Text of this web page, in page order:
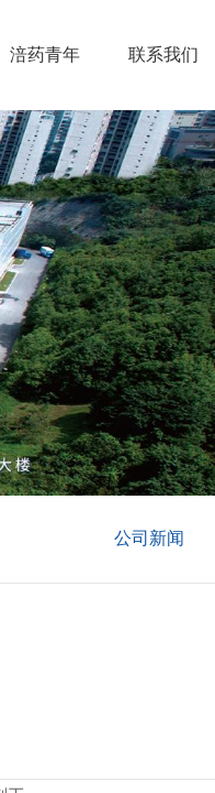
涪药青年 联系我们
公司新闻